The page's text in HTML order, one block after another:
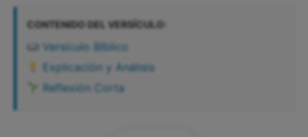
CONTENIDO DEL VERSÍCULO:
Versículo Bíblico
Explicación y Análisis
Reflexión Corta